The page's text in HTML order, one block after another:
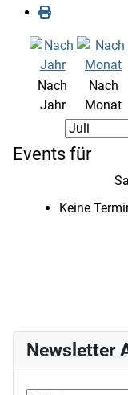
Nach
Jahr
Nach
Monat
Events für
Keine
Newsletter